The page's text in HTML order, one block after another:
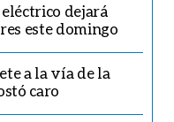
eléctrico dejará
este domingo
a la vía de la
caro